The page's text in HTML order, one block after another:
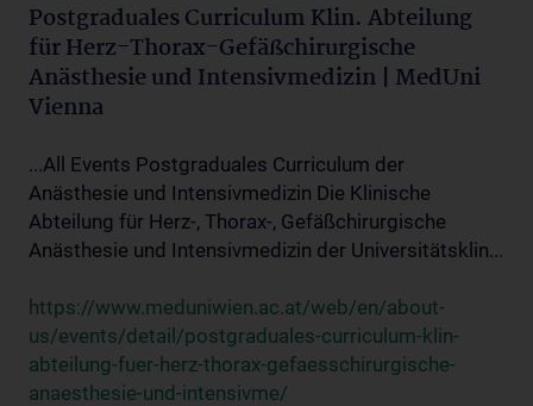
Postgraduales Curriculum Klin. Abteilung
für Herz-Thorax-Gefäßchirurgische
Anästhesie und Intensivmedizin | MedUni
Vienna
...All Events Postgraduales Curriculum der
Anästhesie und Intensivmedizin Die Klinische
Abteilung für Herz-, Thorax-, Gefäßchirurgische
Anästhesie und Intensivmedizin der Universitätsklin...
https://www.meduniwien.ac.at/web/en/about-
us/events/detail/postgraduales-curriculum-klin-
abteilung-fuer-herz-thorax-gefaesschirurgische-
anaesthesie-und-intensivme/